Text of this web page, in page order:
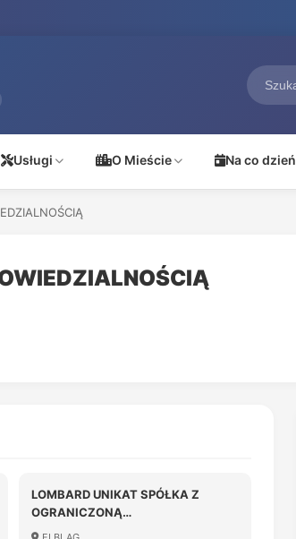
Usługi O Mieście Na co dzień
LOMBARD UNIKAT SPÓŁKA Z
OGRANICZONĄ
ODPOWIEDZIALNOŚCIĄ